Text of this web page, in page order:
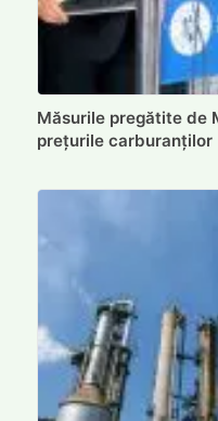
Măsurile pregătite de
prețurile carburanților